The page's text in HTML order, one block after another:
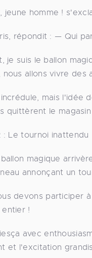
jeune homme !
répondit : — Qui
je suis le ballon
nous allons vivre
mais l'idée
quittèrent le
: Le tournoi inattendu
magique
annonçant un
devons participer
entier !
avec
et l'excitation